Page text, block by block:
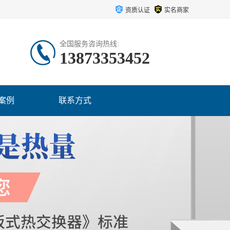
资质认证 实名商家
全国服务咨询热线:
13873353452
例 联系方式